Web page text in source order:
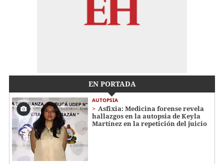
EN PORTADA
AUTOPSIA
Asfixia: Medicina forense revela
hallazgos en la autopsia de Keyla
Martínez en la repetición del juicio